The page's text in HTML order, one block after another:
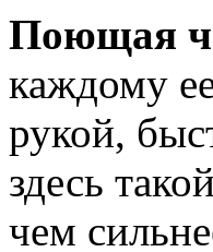
Поющая
каждому
рукой,
здесь
чем